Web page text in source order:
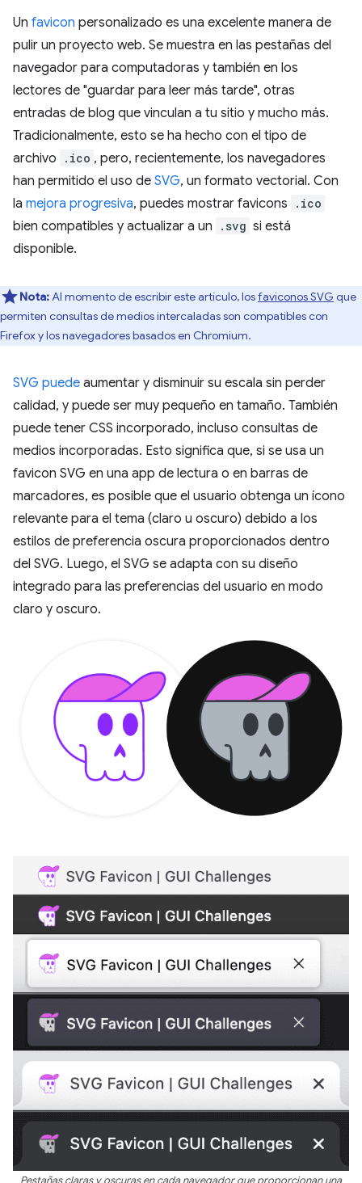
Un favicon personalizado es una excelente manera de
pulir un proyecto web. Se muestra en las pestañas del
navegador para computadoras y también en los
lectores de "guardar para leer más tarde", otras
entradas de blog que vinculan a tu sitio y mucho más.
Tradicionalmente, esto se ha hecho con el tipo de
archivo
.ico , pero, recientemente, los navegadores
han permitido el uso de SVG, un formato vectorial. Con
la mejora progresiva, puedes mostrar favicons .ico
bien compatibles y actualizar a un .svg si está
disponible.
Nota: Al momento de escribir este artículo, losfaviconos SVG que
permiten consultas de medios intercaladas son compatibles con
Firefox y los navegadores basados en Chromium.
SVG puede aumentar y disminuir su escala sin perder
calidad, y puede ser muy pequeño en tamaño. También
puede tener CSS incorporado, incluso consultas de
medios incorporadas. Esto significa que, si se usa un
favicon SVG en una app de lectura o en barras de
marcadores, es posible que el usuario obtenga un ícono
relevante para el tema (claro u oscuro) debido a los
estilos de preferencia oscura proporcionados dentro
del SVG. Luego, el SVG se adapta con su diseño
integrado para las preferencias del usuario en modo
claro y oscuro.